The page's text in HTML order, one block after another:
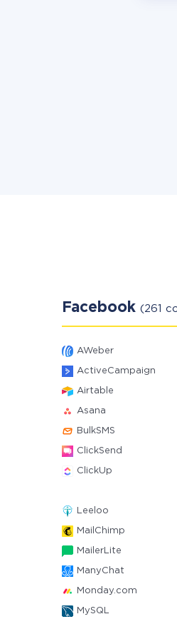
Facebook (261
AWeber
ActiveCampaign
Airtable
Asana
BulkSMS
ClickSend
ClickUp
Leeloo
MailChimp
MailerLite
ManyChat
Monday.com
MySQL